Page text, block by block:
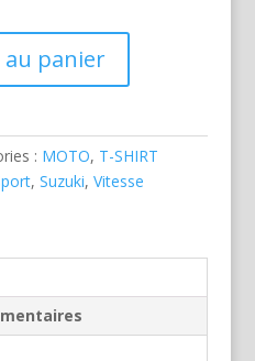
panier
: MOTO, T-SHIRT
, Suzuki, Vitesse